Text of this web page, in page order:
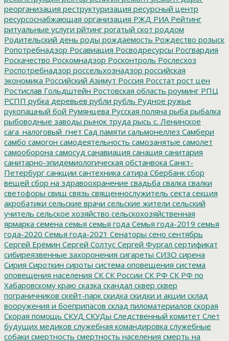
реорганизация реструктуризация ресурсный центр
ресурсоснабжающая организация РЖД РИА Рейтинг
ритуальные услуги рйтинг рогатый скот роддом
Родительский день роды рождаемость Рождество розыск
Ропотребнадзор Росавиация Росводресурсы Росгвардия
Роскачество Роскомнадзор Росконтроль Рослесхоз
Роспотребнадзор россельхознадзор российская
экономика Российский Азимут Россия Росстат рост цен
Ростислав Гольдштейн Ростовская область роуминг РПЦ
РСПП рубка деревьев рубли рубль Рудное ружье
рукопашный бой Румянцева Русская поляна рыба рыбалка
рыбоводные заводы рынок труда рысь с. Ленинское
сага_налоговый_гнет Сад памяти сальмонеллез Самбери
самбо самогон самодеятельность самозанятые самолет
самооборона самосуд санавиация санация санитария
санитарно-эпидемиологическая обстанвока Санкт-
Петербург санкции сантехника сатира Сбербанк сбор
вещей сбор на здравоохранение свадьба свалка свалки
светофоры свищ связь священнослужитель секта секция
акробатики сельские врачи сельские жители сельский
учитель сельское хозяйство сельскохозяйственная
ярмарка семена семья семья года Семья года-2019 семья
года-2020 Семья года-2021 Сенаторы сено сентябрь
Сергей Ерёмин Сергей Солтус Сергей Фургал сертификат
сибиреязвенные захоронения сигареты СИЗО сирена
Сирия Сироткин сироты система оповещения система
оповещения населения СК СК России СК РФ СК РФ по
Хабаровскому краю сказка скандал сквер сквер
пограничников скейт-парк скидка скидки и акции склад
вооружения и боеприпасов склад пиломатериалов скорая
Скорая помощь СКУД СКУДы Следственный комитет Слет
будущих медиков служебная командировка служебные
собаки смертность смертность населения смерть на